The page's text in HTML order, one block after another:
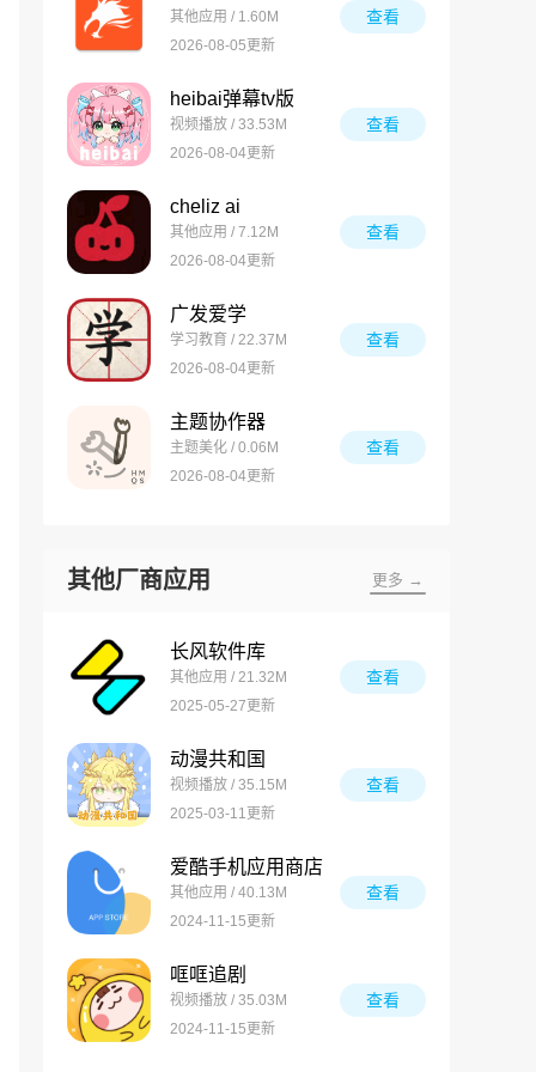
其他应用 / 1.60M
2026-08-05更新
查看
heibai弹幕tv版
视频播放 / 33.53M
2026-08-04更新
查看
cheliz ai
其他应用 / 7.12M
2026-08-04更新
查看
广发爱学
学习教育 / 22.37M
2026-08-04更新
查看
主题协作器
主题美化 / 0.06M
2026-08-04更新
查看
其他厂商应用 更多 →
长风软件库
其他应用 / 21.32M
2025-05-27更新
查看
动漫共和国
视频播放 / 35.15M
2025-03-11更新
查看
爱酷手机应用商店
其他应用 / 40.13M
2024-11-15更新
查看
哐哐追剧
视频播放 / 35.03M
2024-11-15更新
查看